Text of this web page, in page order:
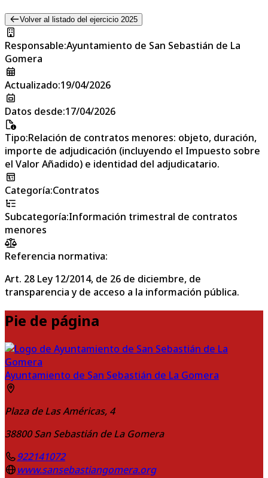
Volver al listado del ejercicio 2025
Responsable:Ayuntamiento de San Sebastián de La
Gomera
Actualizado:19/04/2026
Datos desde:17/04/2026
Tipo:Relación de contratos menores: objeto, duración,
importe de adjudicación (incluyendo el Impuesto sobre
el Valor Añadido) e identidad del adjudicatario.
Categoría:Contratos
Subcategoría:Información trimestral de contratos
menores
Referencia normativa:
Art. 28 Ley 12/2014, de 26 de diciembre, de
transparencia y de acceso a la información pública.
Pie de página
Ayuntamiento de San Sebastián de La Gomera
Plaza de Las Américas, 4
38800 San Sebastián de La Gomera
922141072
www.sansebastiangomera.org